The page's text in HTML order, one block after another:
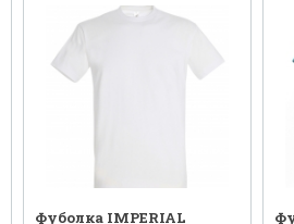
Фуболка IMPERIAL